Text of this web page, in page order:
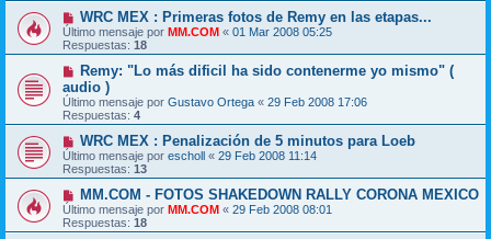
WRC MEX : Primeras fotos de Remy en las etapas...
Último mensaje por MM.COM « 01 Mar 2008 05:25
Respuestas: 18
Remy: "Lo más dificil ha sido contenerme yo mismo" (
audio )
Último mensaje por Gustavo Ortega « 29 Feb 2008 17:06
Respuestas: 4
WRC MEX : Penalización de 5 minutos para Loeb
Último mensaje por escholl « 29 Feb 2008 11:14
Respuestas: 13
MM.COM - FOTOS SHAKEDOWN RALLY CORONA MEXICO
Último mensaje por MM.COM « 29 Feb 2008 08:01
Respuestas: 18